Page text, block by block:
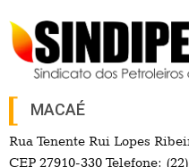
MACAÉ
Rua Tenente Rui Lopes
CEP 27910-330 Telefone: